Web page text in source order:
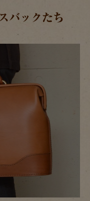
バックたち